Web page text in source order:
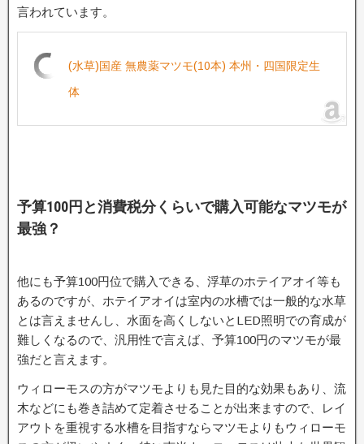
言われています。
(水草)国産 無農薬マツモ(10本) 本州・四国限定生
体
予算100円と消費税分くらいで購入可能なマツモが
最強？
他にも予算100円位で購入できる、浮草のホテイアオイ等も
あるのですが、ホテイアオイは室内の水槽では一般的な水草
とは言えませんし、水面を高くしないとLED照明での育成が
難しくなるので、汎用性で言えば、予算100円のマツモが最
強だと言えます。
ウィローモスの方がマツモよりも見た目的な効果もあり、流
木などにも巻き詰めて定着させることが出来ますので、レイ
アウトを重視する水槽を目指すならマツモよりもウィローモ